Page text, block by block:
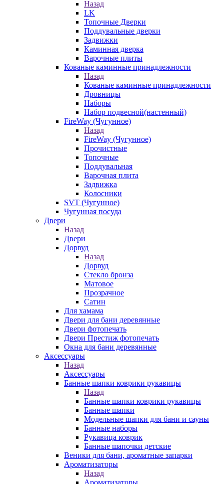
Назад
LK
Топочные Дверки
Поддувальные дверки
Задвижки
Каминная дверка
Варочные плиты
Кованые каминные принадлежности
Назад
Кованые каминные принадлежности
Дровницы
Наборы
Набор подвесной(настенный)
FireWay (Чугунное)
Назад
FireWay (Чугунное)
Прочистные
Топочные
Поддувальная
Варочная плита
Задвижка
Колосники
SVT (Чугунное)
Чугунная посуда
Двери
Назад
Двери
Дорвуд
Назад
Дорвуд
Стекло бронза
Матовое
Прозрачное
Сатин
Для хамама
Двери для бани деревянные
Двери фотопечать
Двери Престиж фотопечать
Окна для бани деревянные
Аксессуары
Назад
Аксессуары
Банные шапки коврики рукавицы
Назад
Банные шапки коврики рукавицы
Банные шапки
Модельные шапки для бани и сауны
Банные наборы
Рукавица коврик
Банные шапочки детские
Веники для бани, ароматные запарки
Ароматизаторы
Назад
Ароматизаторы